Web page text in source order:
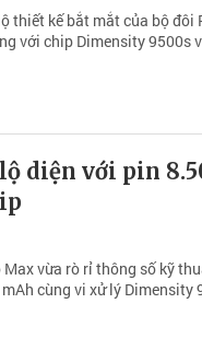
thiết kế bắt mắt của bộ đôi
với chip Dimensity 9500s
diện với pin
Max vừa rò rỉ thông số kỹ
cùng vi xử lý Dimensity